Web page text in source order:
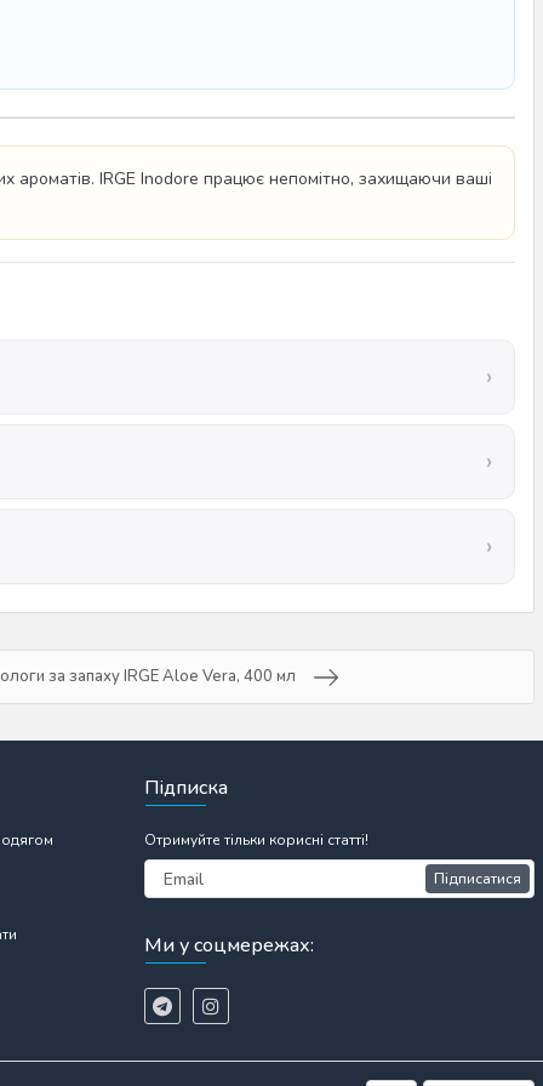
IRGE Inodore працює непомітно, захищаючи ваші
за запаху IRGE Aloe Vera, 400 мл
Підписка
Отримуйте тільки корисні статті!
Підписатися
Ми у соцмережах: